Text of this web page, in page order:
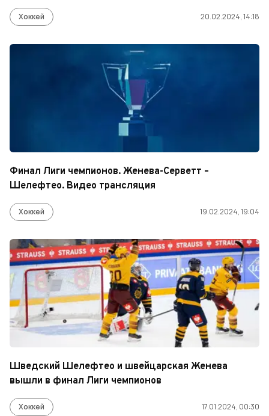
Хоккей 20.02.2024, 14:18
Финал Лиги чемпионов. Женева-Серветт –
Шелефтео. Видео трансляция
Хоккей 19.02.2024, 19:04
Шведский Шелефтео и швейцарская Женева
вышли в финал Лиги чемпионов
Хоккей 17.01.2024, 00:30